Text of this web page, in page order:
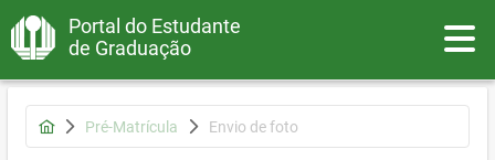
Portal do Estudante
de Graduação
Pré-Matrícula Envio de foto